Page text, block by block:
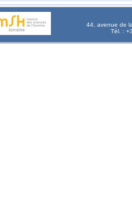
44, avenue de
Tél. :